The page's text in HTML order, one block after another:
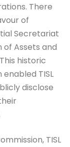
There
of
Secretariat
of Assets and
historic
TISL
disclose
TISL